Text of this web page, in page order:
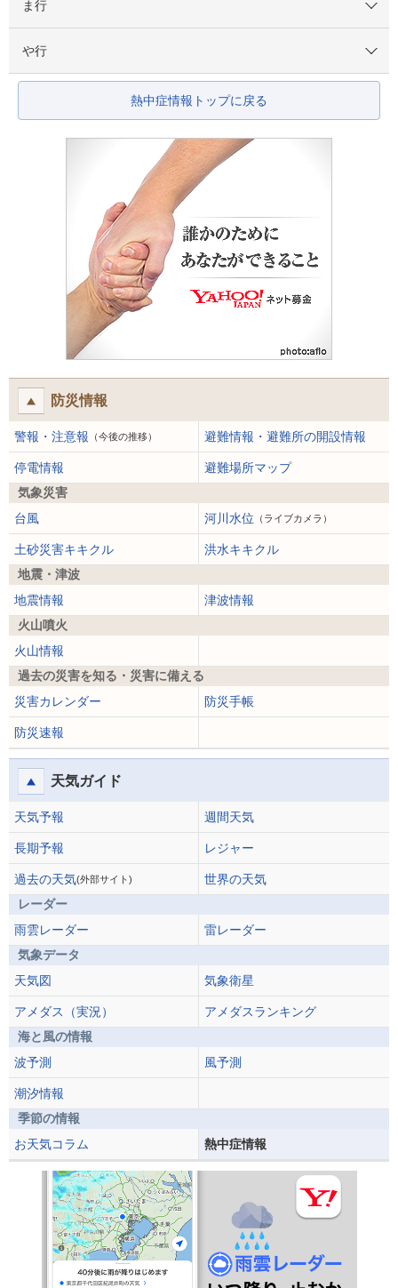
ま行
や行
熱中症情報トップに戻る
防災情報
警報・注意報 （今後の推移） 避難情報・避難所の開設情報
停電情報
避難場所マップ
気象災害
台風
河川水位 （ライブカメラ）
土砂災害キキクル
洪水キキクル
地震・津波
地震情報
津波情報
火山噴火
火山情報
過去の災害を知る・災害に備える
災害カレンダー
防災手帳
防災速報
天気ガイド
天気予報 週間天気
長期予報 レジャー
過去の天気(外部サイト)
世界の天気
レーダー
雨雲レーダー
雷レーダー
気象データ
天気図
気象衛星
アメダス（実況）
アメダスランキング
海と風の情報
波予測
風予測
潮汐情報
季節の情報
お天気コラム
熱中症情報